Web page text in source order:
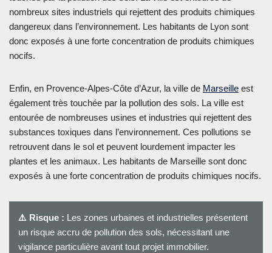
nombreux sites industriels qui rejettent des produits chimiques
dangereux dans l’environnement. Les habitants de Lyon sont
donc exposés à une forte concentration de produits chimiques
nocifs.
Enfin, en Provence-Alpes-Côte d’Azur, la ville de Marseille est
également très touchée par la pollution des sols. La ville est
entourée de nombreuses usines et industries qui rejettent des
substances toxiques dans l’environnement. Ces pollutions se
retrouvent dans le sol et peuvent lourdement impacter les
plantes et les animaux. Les habitants de Marseille sont donc
exposés à une forte concentration de produits chimiques nocifs.
⚠️ Risque : Les zones urbaines et industrielles présentent
un risque accru de pollution des sols, nécessitant une
vigilance particulière avant tout projet immobilier.